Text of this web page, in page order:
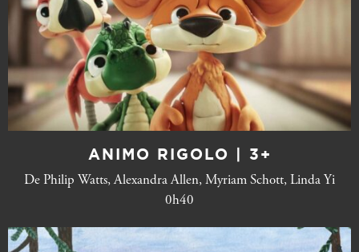
ANIMO RIGOLO | 3+
De Philip Watts, Alexandra Allen, Myriam Schott, Linda Yi
0h40